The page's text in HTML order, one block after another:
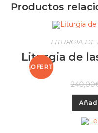
Productos
¡OFERT
LITURGIA DE
Liturgia de
240,00